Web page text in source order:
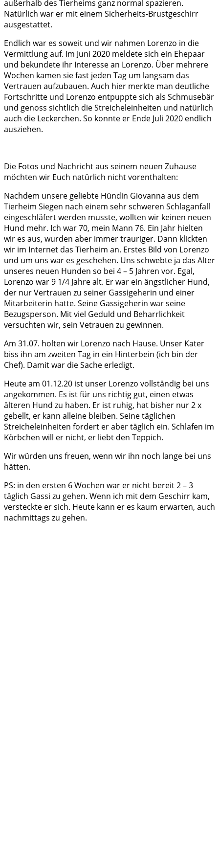
außerhalb des Tierheims ganz normal spazieren.
Natürlich war er mit einem Sicherheits-Brustgeschirr
ausgestattet.
Endlich war es soweit und wir nahmen Lorenzo in die
Vermittlung auf. Im Juni 2020 meldete sich ein Ehepaar
und bekundete ihr Interesse an Lorenzo. Über mehrere
Wochen kamen sie fast jeden Tag um langsam das
Vertrauen aufzubauen. Auch hier merkte man deutliche
Fortschritte und Lorenzo entpuppte sich als Schmusebär
und genoss sichtlich die Streicheleinheiten und natürlich
auch die Leckerchen. So konnte er Ende Juli 2020 endlich
ausziehen.
Die Fotos und Nachricht aus seinem neuen Zuhause
möchten wir Euch natürlich nicht vorenthalten:
Nachdem unsere geliebte Hündin Giovanna aus dem
Tierheim Siegen nach einem sehr schweren Schlaganfall
eingeschläfert werden musste, wollten wir keinen neuen
Hund mehr. Ich war 70, mein Mann 76. Ein Jahr hielten
wir es aus, wurden aber immer trauriger. Dann klickten
wir im Internet das Tierheim an. Erstes Bild von Lorenzo
und um uns war es geschehen. Uns schwebte ja das Alter
unseres neuen Hunden so bei 4 – 5 Jahren vor. Egal,
Lorenzo war 9 1/4 Jahre alt. Er war ein ängstlicher Hund,
der nur Vertrauen zu seiner Gassigeherin und einer
Mitarbeiterin hatte. Seine Gassigeherin war seine
Bezugsperson. Mit viel Geduld und Beharrlichkeit
versuchten wir, sein Vetrauen zu gewinnen.
Am 31.07. holten wir Lorenzo nach Hause. Unser Kater
biss ihn am zweiten Tag in ein Hinterbein (ich bin der
Chef). Damit war die Sache erledigt.
Heute am 01.12.20 ist unser Lorenzo vollständig bei uns
angekommen. Es ist für uns richtig gut, einen etwas
älteren Hund zu haben. Er ist ruhig, hat bisher nur 2 x
gebellt, er kann alleine bleiben. Seine täglichen
Streicheleinheiten fordert er aber täglich ein. Schlafen im
Körbchen will er nicht, er liebt den Teppich.
Wir würden uns freuen, wenn wir ihn noch lange bei uns
hätten.
PS: in den ersten 6 Wochen war er nicht bereit 2 – 3
täglich Gassi zu gehen. Wenn ich mit dem Geschirr kam,
versteckte er sich. Heute kann er es kaum erwarten, auch
nachmittags zu gehen.